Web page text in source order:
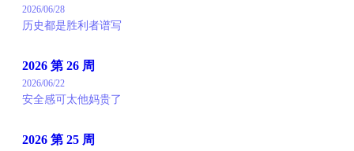
2026/06/28
历史都是胜利者谱写
2026 第 26 周
2026/06/22
安全感可太他妈贵了
2026 第 25 周